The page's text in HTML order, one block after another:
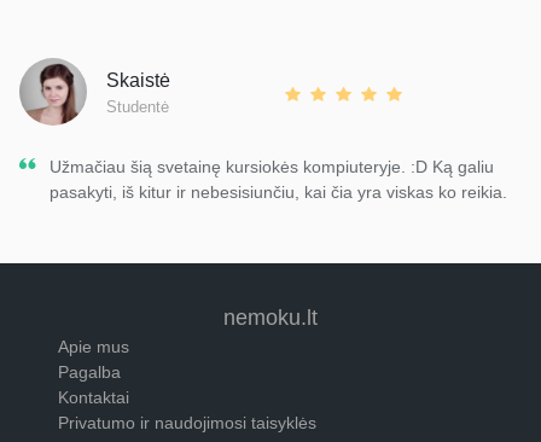
Skaistė
Studentė
Užmačiau šią svetainę kursiokės kompiuteryje. :D Ką galiu
pasakyti, iš kitur ir nebesisiunčiu, kai čia yra viskas ko reikia.
nemoku.lt
Apie mus
Pagalba
Kontaktai
Privatumo ir naudojimosi taisyklės